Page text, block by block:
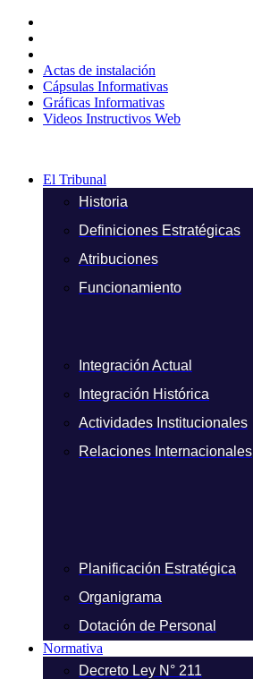
contenido
Actas de instalación
Cápsulas Informativas
Gráficas Informativas
Videos Instructivos Web
El Tribunal
Historia
Definiciones Estratégicas
Atribuciones
Funcionamiento
Integración Actual
Integración Histórica
Actividades Institucionales
Relaciones Internacionales
Planificación Estratégica
Organigrama
Dotación de Personal
Normativa
Decreto Ley N° 211